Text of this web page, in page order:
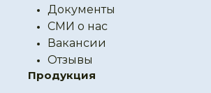
Документы
СМИ о нас
Вакансии
Отзывы
Продукция